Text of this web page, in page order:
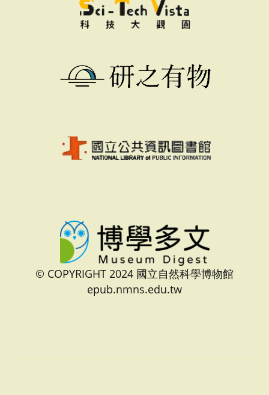
© COPYRIGHT 2024 國立自然科學博物館
epub.nmns.edu.tw